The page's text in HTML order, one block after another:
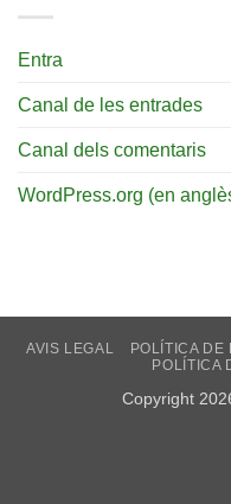
Entra
Canal de les entrades
Canal dels comentaris
WordPress.org (en
AVIS LEGAL POLÍTICA DE
POLÍTICA
Copyright